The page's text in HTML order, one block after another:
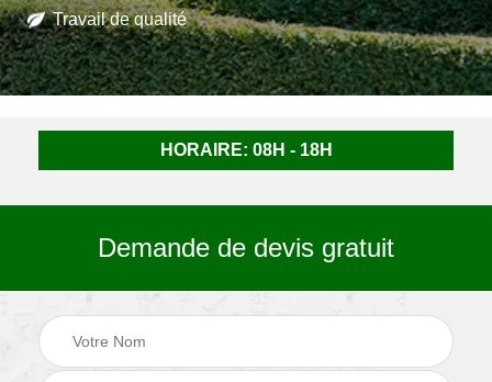
Travail de qualité
HORAIRE: 08H - 18H
Demande de devis gratuit